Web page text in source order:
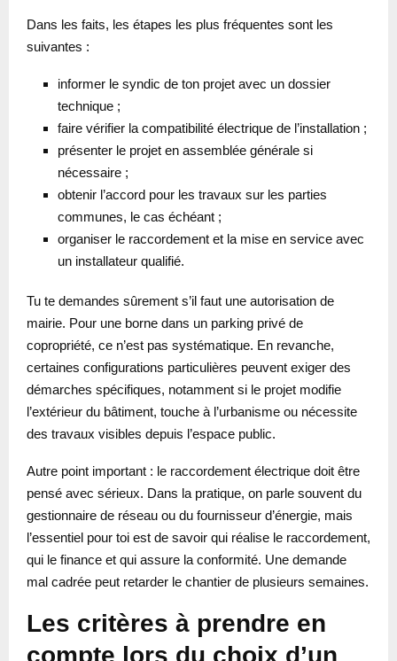
Dans les faits, les étapes les plus fréquentes sont les
suivantes :
informer le syndic de ton projet avec un dossier
technique ;
faire vérifier la compatibilité électrique de l’installation ;
présenter le projet en assemblée générale si
nécessaire ;
obtenir l’accord pour les travaux sur les parties
communes, le cas échéant ;
organiser le raccordement et la mise en service avec
un installateur qualifié.
Tu te demandes sûrement s’il faut une autorisation de
mairie. Pour une borne dans un parking privé de
copropriété, ce n’est pas systématique. En revanche,
certaines configurations particulières peuvent exiger des
démarches spécifiques, notamment si le projet modifie
l’extérieur du bâtiment, touche à l’urbanisme ou nécessite
des travaux visibles depuis l’espace public.
Autre point important : le raccordement électrique doit être
pensé avec sérieux. Dans la pratique, on parle souvent du
gestionnaire de réseau ou du fournisseur d’énergie, mais
l’essentiel pour toi est de savoir qui réalise le raccordement,
qui le finance et qui assure la conformité. Une demande
mal cadrée peut retarder le chantier de plusieurs semaines.
Les critères à prendre en
compte lors du choix d’un